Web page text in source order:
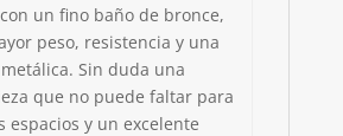
un fino baño de bronce,
peso, resistencia y una
Sin duda una
que no puede faltar para
espacios y un excelente